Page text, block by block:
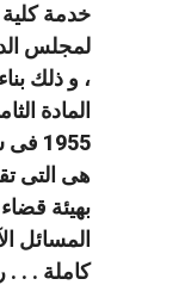
خدمة كلية
لمجلس
، و ذلك
هى التى
بهيئة
المسائل
كاملة . . .